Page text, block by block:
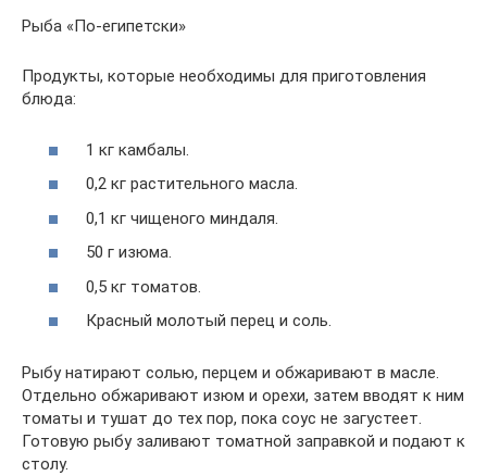
Рыба «По-египетски»
Продукты, которые необходимы для приготовления
блюда:
1 кг камбалы.
0,2 кг растительного масла.
0,1 кг чищеного миндаля.
50 г изюма.
0,5 кг томатов.
Красный молотый перец и соль.
Рыбу натирают солью, перцем и обжаривают в масле.
Отдельно обжаривают изюм и орехи, затем вводят к ним
томаты и тушат до тех пор, пока соус не загустеет.
Готовую рыбу заливают томатной заправкой и подают к
столу.